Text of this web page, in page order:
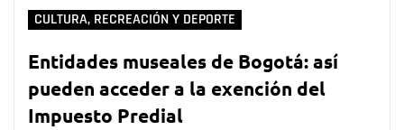
CULTURA, RECREACIÓN Y DEPORTE
Entidades museales de Bogotá: así
pueden acceder a la exención del
Impuesto Predial